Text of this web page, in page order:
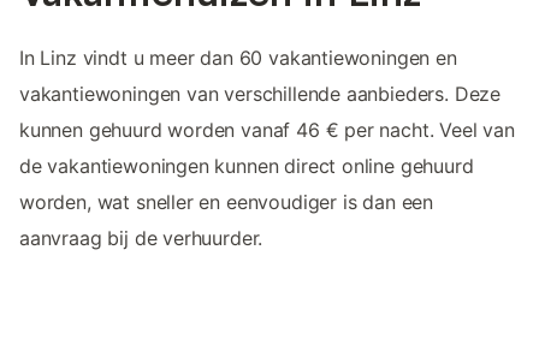
In Linz vindt u meer dan 60 vakantiewoningen en
vakantiewoningen van verschillende aanbieders. Deze
kunnen gehuurd worden vanaf 46 € per nacht. Veel van
de vakantiewoningen kunnen direct online gehuurd
worden, wat sneller en eenvoudiger is dan een
aanvraag bij de verhuurder.